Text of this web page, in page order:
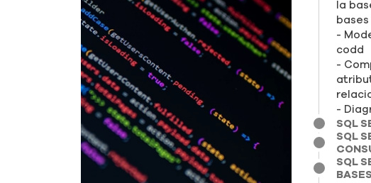
la
codd
SQL
SQL
SQL